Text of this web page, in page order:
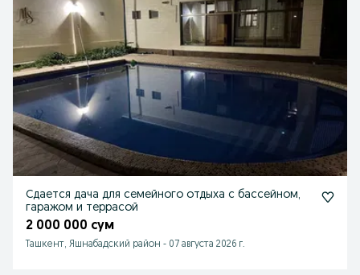
Сдается дача для семейного отдыха с бассейном,
гаражом и террасой
2 000 000 сум
Ташкент, Яшнабадский район - 07 августа 2026 г.